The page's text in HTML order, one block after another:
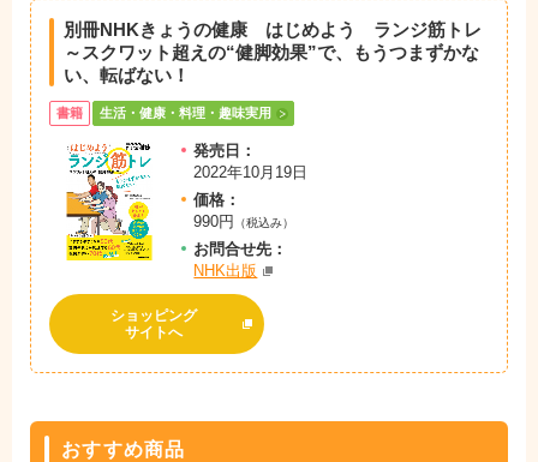
別冊NHKきょうの健康 はじめよう ランジ筋トレ
～スクワット超えの“健脚効果”で、もうつまずかな
い、転ばない！
書籍 生活・健康・料理・趣味実用
発売日：
2022年10月19日
価格：
990円
（税込み）
お問合せ先：
NHK出版
ショッピング
サイトへ
おすすめ商品